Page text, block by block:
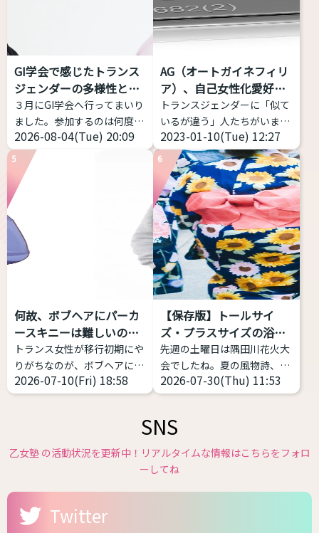
女性におススメするファッシ
ョンブランド Nissen - SMILE
LAND（ニッセン スマイルラ
ンド） 日本の通販老舗が展開
する、「大きいサイズ」の専
門ブランドです • ...
朗読音声を録音し、その声の
印象が「男性的」か、「女性
的」か、「どちらともいえな
ケーション。 ピッチだけでは
なく、フォルマント（声の共
鳴: 響き方に影響する）を考
慮する。 ...
GI学会で感じたトランス
ジェンダーの多様性と包
括性
３月にGI学会へ行ってまいり
ました。参加するのは何度目
かなのですが、トランスジェ
ンダー女性当事者から見ても
当事者の幅の広さを感じて、
記事にしようと思い立ちまし
括的な意味をもつ表現 トラン
スジェンダーとは、何らかの
形で性別移行をする者すべて
を包摂する用語であり、その
学会は「性別不合学会」です
から「性別不合」に対象が限
定されるとしても、「性別不
合」の現れ方は多様であり、
それに対する対処（治療）
2026-08-04(Tue) 20:09
AG（オートガイネフィリ
ア）、自己女性化愛好症
っ...
トランスジェンダーに「似て
いるが違う」人たちがいま
す。今回はAGと略される
（銀やデニムのメーカーじゃ
ないよ）オートガイネフィリ
アを紹介します。 AG（オー
トガイネフィリア）とは？ オ
ートガイネフィリアとは「自
己女性化愛好症」「自己女性
化偏愛性倒錯症」のことを指
します。英語で
「Autogynephilia」なので
略してAGというわけです。
1989年にカナダの性科学者
レイ・ブランシャールによっ
て定義された比較的新しい言
葉です。 日本では、自分が女
性化することで性的快楽・興
2023-01-10(Tue) 12:27
5
何故、ボブヘアにパーカ
ースキニーは難しいの
か？
トランス女性が移行初期にや
りがちなのが、ボブヘアにパ
ーカー、スキニー(またはタ
イツ)、スニーカーの三種の
しい。中性、ナチュラルな女
性に寄せようとしてミスって
るケースをよく見ます。 解説
したもの、ピッタリしたもの
を選ぶと難しい 女性がメンズ
ライクや中性的な恰好をする
2026-07-10(Fri) 18:58
6
【保存版】トールサイ
ズ・プラスサイズの浴衣
があ...
先週の土曜日は隅田川花火大
会でしたね。夏の風物詩、花
火大会が始まり各地で浴衣の
販売が始まっています。 浴衣
悩みがある方にこそ着て欲し
いファッションの１つです。
体型を寸胴に作るのが一番綺
長いのを短くして着る前提な
2026-07-30(Thu) 11:53
SNS
乙女塾 の活動状況を更新中！リアルタイムな情報はこちらをフォロ
ーしてね
Twitter